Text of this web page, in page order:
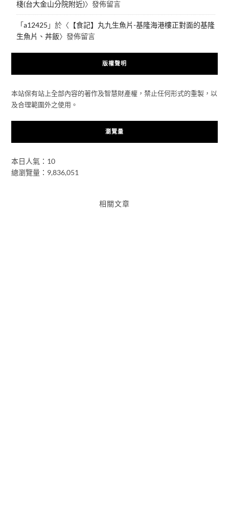
棧(台大金山分院附近)〉發佈留言
「a12425 」於〈 【食記】丸九生魚片-基隆海港樓正對面的基隆
生魚片、丼飯〉發佈留言
版權聲明
本站保有站上全部內容的著作及智慧財產權，禁止任何形式的重製，以
及合理範圍外之使用。
瀏覽量
本日人氣：10
總瀏覽量：9,836,051
相關文章